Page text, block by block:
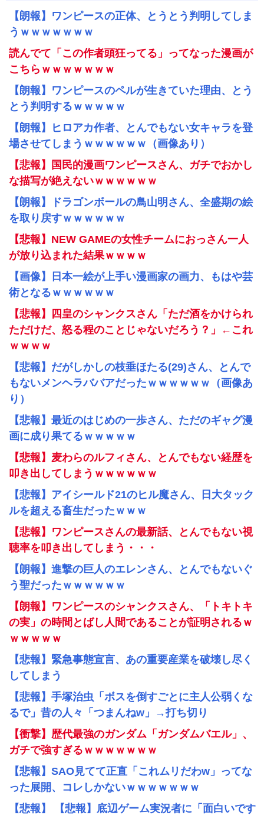
【朗報】ワンピースの正体、とうとう判明してしま
うｗｗｗｗｗｗｗ
読んでて「この作者頭狂ってる」ってなった漫画が
こちらｗｗｗｗｗｗｗ
【朗報】ワンピースのペルが生きていた理由、とう
とう判明するｗｗｗｗｗ
【朗報】ヒロアカ作者、とんでもない女キャラを登
場させてしまうｗｗｗｗｗｗ（画像あり）
【悲報】国民的漫画ワンピースさん、ガチでおかし
な描写が絶えないｗｗｗｗｗｗ
【朗報】ドラゴンボールの鳥山明さん、全盛期の絵
を取り戻すｗｗｗｗｗｗ
【悲報】NEW GAMEの女性チームにおっさん一人
が放り込まれた結果ｗｗｗｗ
【画像】日本一絵が上手い漫画家の画力、もはや芸
術となるｗｗｗｗｗｗ
【悲報】四皇のシャンクスさん「ただ酒をかけられ
ただけだ、怒る程のことじゃないだろう？」←これ
ｗｗｗｗ
【悲報】だがしかしの枝垂ほたる(29)さん、とんで
もないメンヘラババアだったｗｗｗｗｗｗ（画像あ
り）
【悲報】最近のはじめの一歩さん、ただのギャグ漫
画に成り果てるｗｗｗｗｗ
【悲報】麦わらのルフィさん、とんでもない経歴を
叩き出してしまうｗｗｗｗｗｗ
【悲報】アイシールド21のヒル魔さん、日大タック
ルを超える畜生だったｗｗｗ
【悲報】ワンピースさんの最新話、とんでもない視
聴率を叩き出してしまう・・・
【朗報】進撃の巨人のエレンさん、とんでもないぐ
う聖だったｗｗｗｗｗｗ
【朗報】ワンピースのシャンクスさん、「トキトキ
の実」の時間とばし人間であることが証明されるｗ
ｗｗｗｗｗ
【悲報】緊急事態宣言、あの重要産業を破壊し尽く
してしまう
【悲報】手塚治虫「ボスを倒すごとに主人公弱くな
るで」昔の人々「つまんねw」→打ち切り
【衝撃】歴代最強のガンダム「ガンダムバエル」、
ガチで強すぎるｗｗｗｗｗｗｗ
【悲報】SAO見てて正直「これムリだわw」ってな
った展開、コレしかないｗｗｗｗｗｗｗ
【悲報】 【悲報】底辺ゲーム実況者に「面白いです